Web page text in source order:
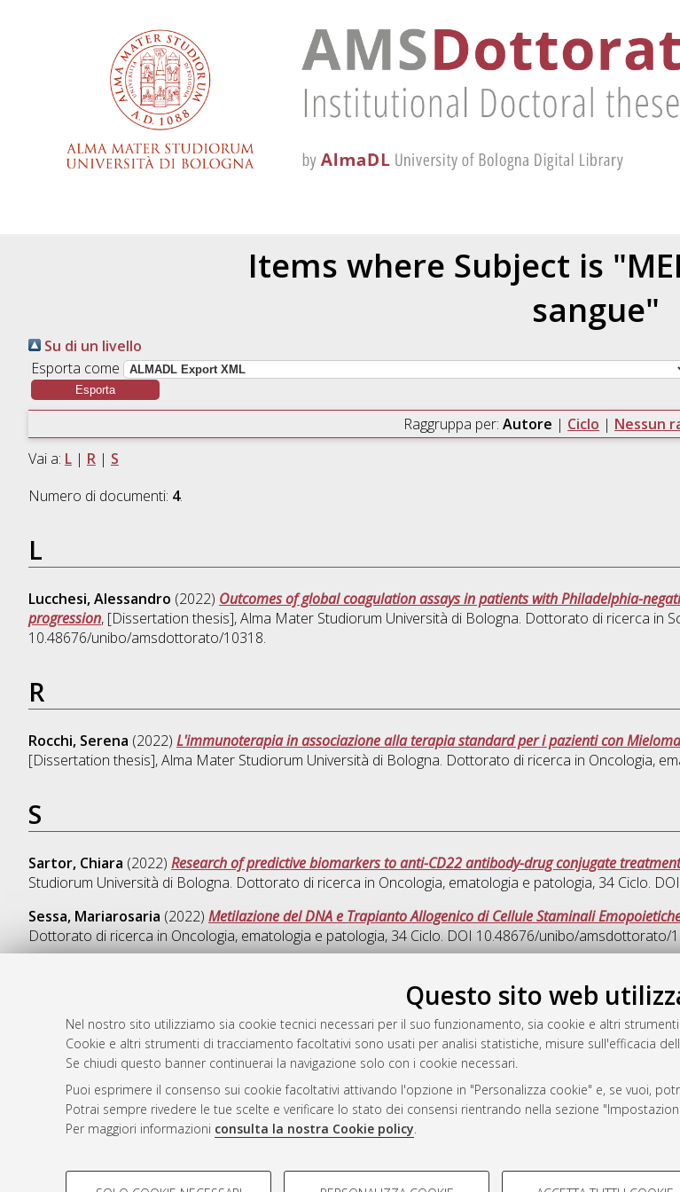
Questo sito web
Nel nostro sito utilizziamo sia cookie tecnici necessari per il suo funzionamento, sia cookie e altri
Cookie e altri strumenti di tracciamento facoltativi sono usati per analisi statistiche, misure sull'efficacia
Se chiudi questo banner continuerai la navigazione solo con i cookie necessari.
Puoi esprimere il consenso sui cookie facoltativi attivando l'opzione in "Personalizza cookie" e, se vuoi,
Potrai sempre rivedere le tue scelte e verificare lo stato dei consensi rientrando nella sezione
Per maggiori informazioni consulta la nostra Cookie policy.
COOKIE DI PROFILAZIONE - FACOLTATIVI COOKIE
Items where Subject is
sangue"
Su di un livello
Esporta come
Raggruppa per: Autore | Ciclo | Nessun
Vai a: L| R| S
Numero di documenti: 4.
L
Lucchesi, Alessandro (2022) Outcomes of global coagulation assays in patients with Philadelphia-
progression, [Dissertation thesis], Alma Mater Studiorum Università di Bologna. Dottorato di ricerca in
10.48676/unibo/amsdottorato/10318.
R
Rocchi, Serena (2022) L'immunoterapia in associazione alla terapia standard per i pazienti con
[Dissertation thesis], Alma Mater Studiorum Università di Bologna. Dottorato di ricerca in Oncologia,
S
Sartor, Chiara (2022) Research of predictive biomarkers to anti-CD22 antibody-drug conjugate
Studiorum Università di Bologna. Dottorato di ricerca in Oncologia, ematologia e patologia, 34 Ciclo.
Sessa, Mariarosaria (2022) Metilazione del DNA e Trapianto Allogenico di Cellule Staminali
Dottorato di ricerca in Oncologia, ematologia e patologia, 34 Ciclo. DOI 10.48676/unibo/amsdottorato/
Atom
Rss 1.0
Rss 2.0
AMS Dottorato
ISSN: 2038-7946
Servizio implementato e gestito da
Impostazioni Cookie
Informativa sulla privacy
Condizioni d’uso del sito